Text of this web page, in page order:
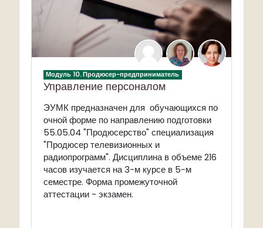
Модуль 10. Продюсер-предприниматель
Управление персоналом
ЭУМК предназначен для обучающихся по
очной форме по направлению подготовки
55.05.04 "Продюсерство" специализация
"Продюсер телевизионных и
радиопрограмм". Дисциплина в объеме 216
часов изучается на 3-м курсе в 5-м
семестре. Форма промежуточной
аттестации - экзамен.